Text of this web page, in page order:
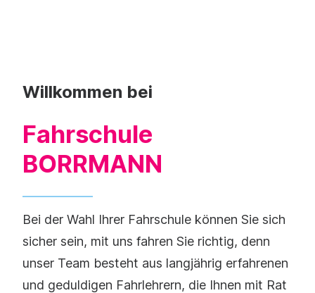
Willkommen bei
Fahrschule
BORRMANN
Bei der Wahl Ihrer Fahrschule können Sie sich
sicher sein, mit uns fahren Sie richtig, denn
unser Team besteht aus langjährig erfahrenen
und geduldigen Fahrlehrern, die Ihnen mit Rat